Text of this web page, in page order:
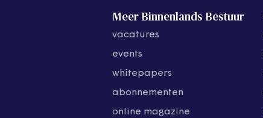
Meer Binnenlands Bestuur
vacatures
events
whitepapers
abonnementen
online magazine